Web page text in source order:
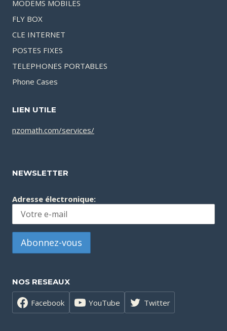
MODEMS MOBILES
FLY BOX
CLE INTERNET
POSTES FIXES
TELEPHONES PORTABLES
Phone Cases
LIEN UTILE
nzomath.com/services/
NEWSLETTER
Adresse électronique:
NOS RESEAUX
Facebook YouTube Twitter